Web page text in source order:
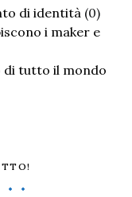
di identità (0)
i maker e
di tutto il mondo